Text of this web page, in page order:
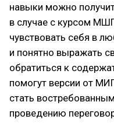
навыки можно
в случае с курсом
чувствовать себя в
и понятно выражать
обратиться к
помогут версии от
стать
проведению